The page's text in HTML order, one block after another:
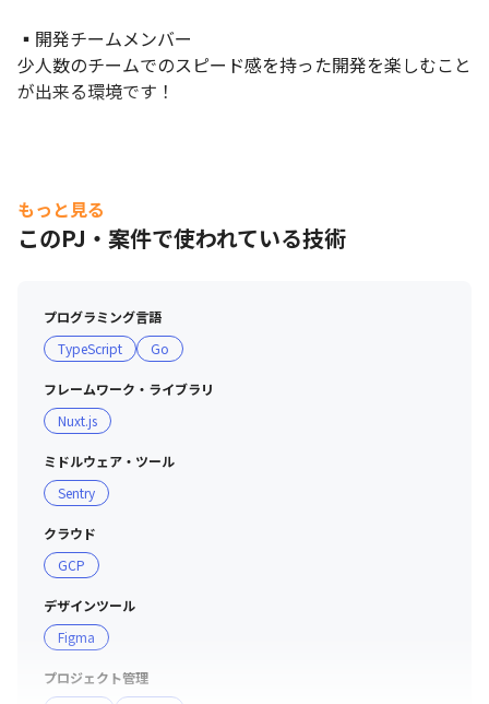
▪️開発チームメンバー
少人数のチームでのスピード感を持った開発を楽しむこと
が出来る環境です！
もっと見る
このPJ・案件で使われている技術
プログラミング言語
TypeScript
Go
フレームワーク・ライブラリ
Nuxt.js
ミドルウェア・ツール
Sentry
クラウド
GCP
デザインツール
Figma
プロジェクト管理